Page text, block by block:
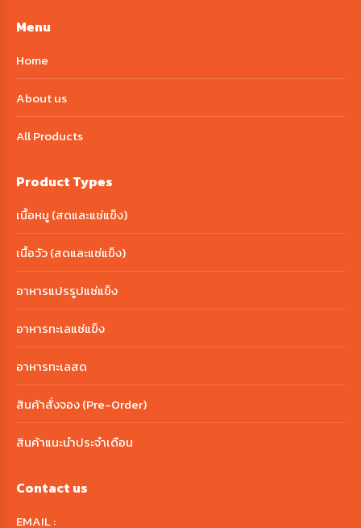
Menu
Home
About us
All Products
Product Types
เนื้อหมู (สดและแช่แข็ง)
เนื้อวัว (สดและแช่แข็ง)
อาหารแปรรูปแช่แข็ง
อาหารทะเลแช่แข็ง
อาหารทะเลสด
สินค้าสั่งจอง (Pre-Order)
สินค้าแนะนำประจำเดือน
Contact us
EMAIL :